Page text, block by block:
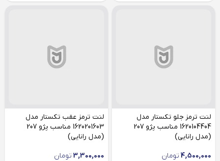
لنت ترمز جلو تکستار مدل
1620104404 مناسب پژو 207
(مدل رانایی)
4,500,000 تومان
لنت ترمز عقب تکستار مدل
1620201603 مناسب پژو 207
(مدل رانایی)
3,300,000 تومان